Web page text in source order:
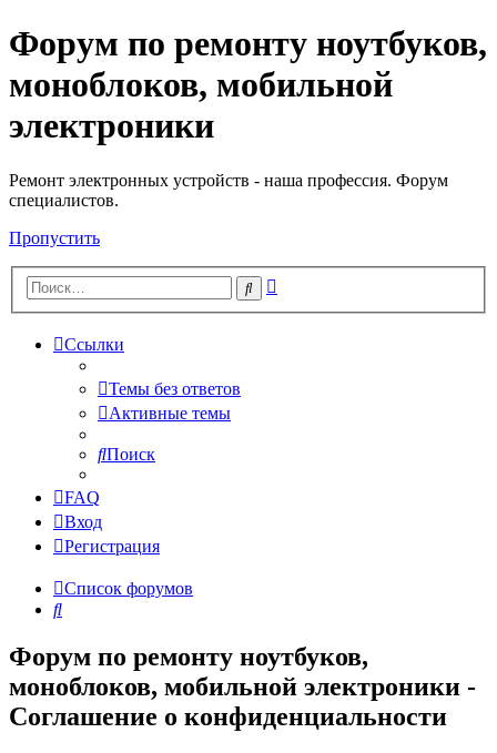
Регистрация
Форум по ремонту ноутбуков,
моноблоков, мобильной
электроники
Ремонт электронных устройств - наша профессия. Форум
специалистов.
Пропустить
Поиск
Ссылки
Темы без ответов
Активные темы
Поиск
FAQ
Вход
Регистрация
Список форумов
Поиск
Форум по ремонту ноутбуков,
моноблоков, мобильной электроники -
Соглашение о конфиденциальности